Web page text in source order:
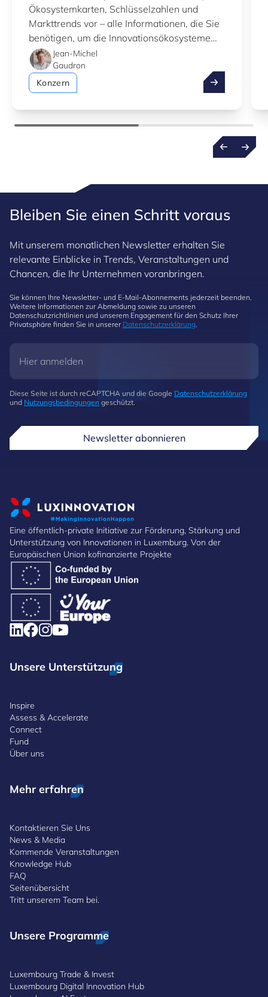
Ökosystemkarten, Schlüsselzahlen und
Markttrends vor – alle Informationen, die Sie
benötigen, um die Innovationsökosysteme
Luxemburgs besser zu verstehen.
Jean-Michel
Gaudron
Konzern
Nutzen Sie
Bleiben Sie einen Schritt voraus
Mit unserem monatlichen Newsletter erhalten Sie
relevante Einblicke in Trends, Veranstaltungen und
Chancen, die Ihr Unternehmen voranbringen.
Sie können Ihre Newsletter- und E-Mail-Abonnements jederzeit beenden.
Weitere Informationen zur Abmeldung sowie zu unseren
Datenschutzrichtlinien und unserem Engagement für den Schutz Ihrer
Privatsphäre finden Sie in unserer Datenschutzerklärung.
Diese Seite ist durch reCAPTCHA und die Google Datenschutzerklärung
und Nutzungsbedingungen geschützt.
Newsletter abonnieren
Eine öffentlich-private Initiative zur Förderung, Stärkung und
Unterstützung von Innovationen in Luxemburg. Von der
Europäischen Union kofinanzierte Projekte
Unsere Unterstützung
Inspire
Assess & Accelerate
Connect
Fund
Über uns
Mehr erfahren
Kontaktieren Sie Uns
News & Media
Kommende Veranstaltungen
Knowledge Hub
FAQ
Seitenübersicht
Tritt unserem Team bei.
Unsere Programme
Luxembourg Trade & Invest
Luxembourg Digital Innovation Hub